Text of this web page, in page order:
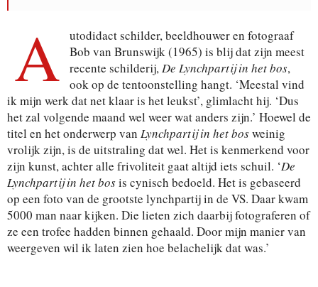
A
utodidact schilder, beeldhouwer en fotograaf
Bob van Brunswijk (1965) is blij dat zijn meest
recente schilderij,De Lynchpartij in het bos,
ook op de tentoonstelling hangt. ‘Meestal vind
ik mijn werk dat net klaar is het leukst’, glimlacht hij. ‘Dus
het zal volgende maand wel weer wat anders zijn.’ Hoewel de
titel en het onderwerp van Lynchpartij in het bosweinig
vrolijk zijn, is de uitstraling dat wel. Het is kenmerkend voor
zijn kunst, achter alle frivoliteit gaat altijd iets schuil. ‘De
Lynchpartij in het bosis cynisch bedoeld. Het is gebaseerd
op een foto van de grootste lynchpartij in de VS. Daar kwam
5000 man naar kijken. Die lieten zich daarbij fotograferen of
ze een trofee hadden binnen gehaald. Door mijn manier van
weergeven wil ik laten zien hoe belachelijk dat was.’